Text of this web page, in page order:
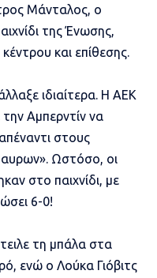
Μάνταλος, ο
της Ένωσης,
και επίθεσης.
ιδιαίτερα. Η ΑΕΚ
Αμπερντίν να
στους
Ωστόσο, οι
στο παιχνίδι, με
6-0!
τη μπάλα στα
ενώ ο Λούκα Γιόβιτς